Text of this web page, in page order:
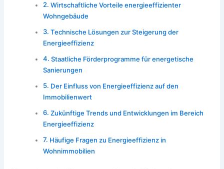
Wirtschaftliche Vorteile energieeffizienter
Wohngebäude
Technische Lösungen zur Steigerung der
Energieeffizienz
Staatliche Förderprogramme für energetische
Sanierungen
Der Einfluss von Energieeffizienz auf den
Immobilienwert
Zukünftige Trends und Entwicklungen im Bereich
Energieeffizienz
Häufige Fragen zu Energieeffizienz in
Wohnimmobilien